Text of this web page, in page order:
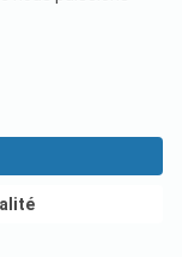
ne dispose